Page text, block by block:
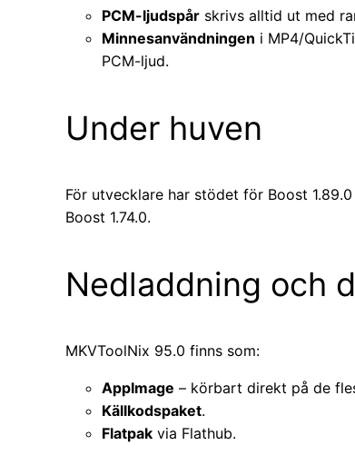
PCM-ljudspår skrivs alltid ut med
Minnesanvändningen i MP4/
PCM-ljud.
Under huven
För utvecklare har stödet för Boost
Boost 1.74.0.
Nedladdning och
MKVToolNix 95.0 finns som:
AppImage – körbart direkt på de
Källkodspaket.
Flatpak via Flathub.